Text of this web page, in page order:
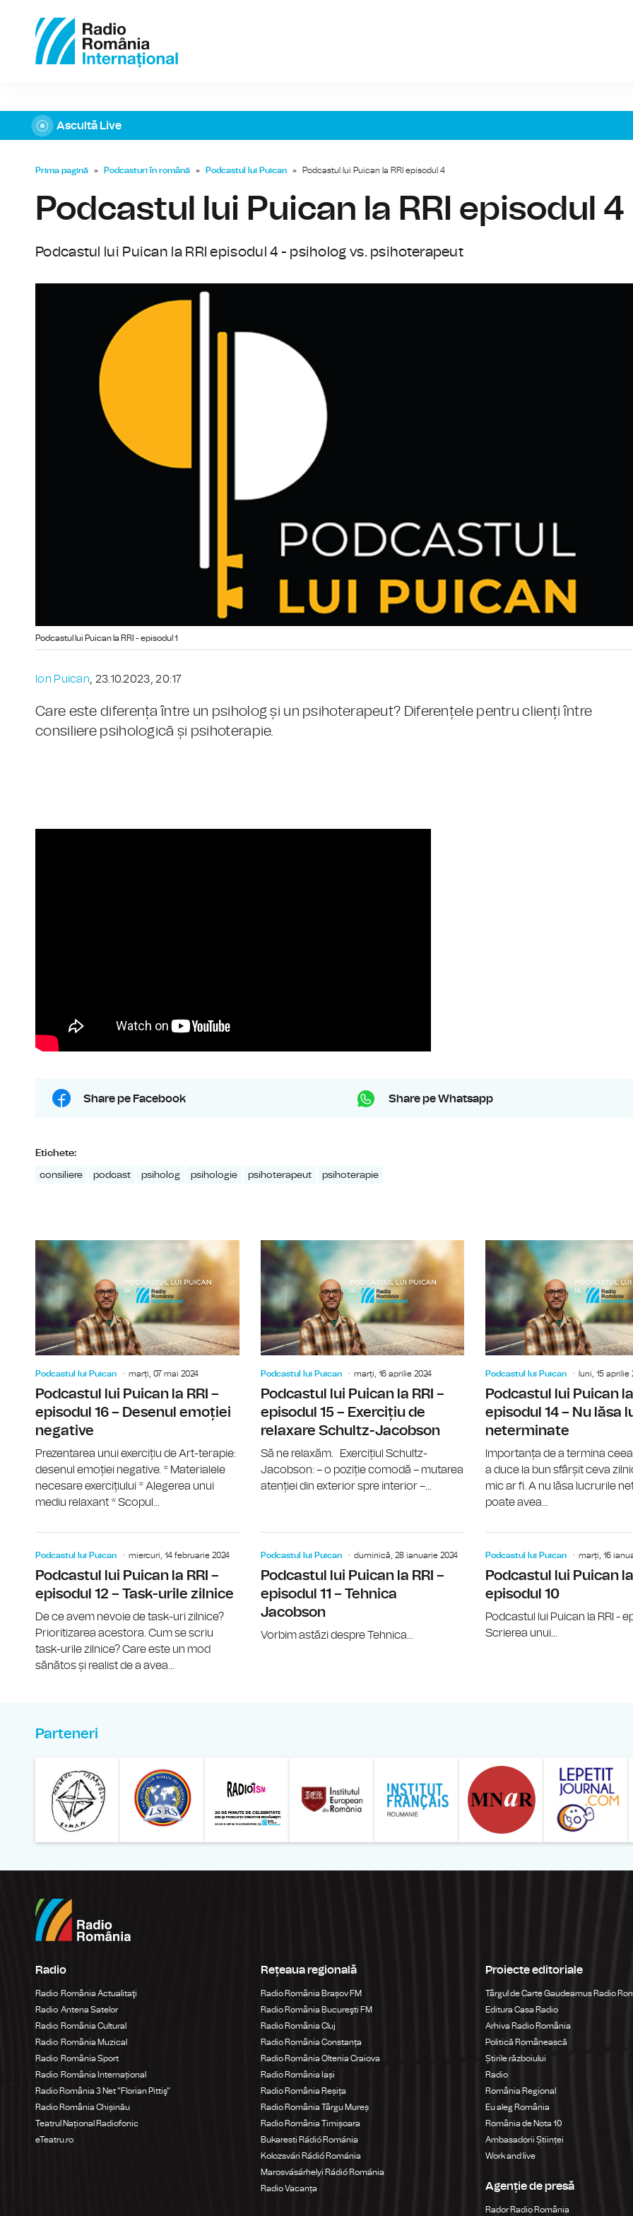
Ascultă Live
Prima pagină » Podcasturi în română » Podcastul lui Puican » Podcastul lui Puican la RRI episodul 4
Podcastul lui Puican la RRI episodul 4
Podcastul lui Puican la RRI episodul 4 - psiholog vs. psihoterapeut
Podcastul lui Puican la RRI - episodul 1
Ion Puican, 23.10.2023, 20:17
Care este diferența între un psiholog și un psihoterapeut? Diferențele pentru clienți între
consiliere psihologică și psihoterapie.
Share pe Facebook Share pe Whatsapp
Etichete:
consiliere podcast psiholog psihologie psihoterapeut psihoterapie
Podcastul lui Puican marți, 07 mai 2024
Podcastul lui Puican la RRI –
episodul 16 – Desenul emoției
negative
Prezentarea unui exercițiu de Art-terapie:
desenul emoției negative. * Materialele
necesare exercițiului * Alegerea unui
mediu relaxant * Scopul...
Podcastul lui Puican la RRI –
Podcastul lui Puican marți, 16 aprilie 2024
Podcastul lui Puican la RRI –
episodul 15 – Exercițiu de
relaxare Schultz-Jacobson
Să ne relaxăm. Exercițiul Schultz-
Jacobson: – o poziție comodă – mutarea
atenției din exterior spre interior –...
Podcastul lui Puican luni, 15 aprilie
Podcastul lui Puican la
episodul 14 – Nu lăsa
neterminate
Importanța de a termina
a duce la bun sfârșit ceva
mic ar fi. A nu lăsa lucrurile
poate avea...
Podcastul lui Puican miercuri, 14 februarie 2024
Podcastul lui Puican la RRI –
episodul 12 – Task-urile zilnice
De ce avem nevoie de task-uri zilnice?
Prioritizarea acestora. Cum se scriu
task-urile zilnice? Care este un mod
sănătos și realist de a avea...
Podcastul lui Puican duminică, 28 ianuarie 2024
Podcastul lui Puican la RRI –
episodul 11 – Tehnica
Jacobson
Vorbim astăzi despre Tehnica...
Podcastul lui Puican marți, 16
Podcastul lui Puican la
episodul 10
Podcastul lui Puican la RRI -
Scrierea unui...
Parteneri
Liga Studentilor Romani din Strainatate - LSRS
Modernism | The Leading Romanian Art Magazine
Institului European din România
Institutul
Radio
Radio România Actualitaţi
Radio Antena Satelor
Radio România Cultural
Radio România Muzical
Radio România Sport
Radio România Internațional
Radio România 3 Net "Florian Pittiş"
Radio România Chișinău
Teatrul Național Radiofonic
eTeatru.ro
Rețeaua regională
Radio România Brașov FM
Radio România Bucureşti FM
Radio România Cluj
Radio România Constanța
Radio România Oltenia Craiova
Radio România Iași
Radio România Reșița
Radio România Târgu Mureș
Radio România Timișoara
Bukaresti Rádió Románia
Kolozsvári Rádió Románia
Marosvásárhelyi Rádió Románia
Radio Vacanța
Proiecte editoriale
Târgul de Carte Gaudeamus Radio
Editura Casa Radio
Arhiva Radio România
Politică Românească
Știrile războiului
Radio
România Regional
Eu aleg România
România de Nota 10
Ambasadorii Științei
Work and live
Agenție de presă
Rador Radio România